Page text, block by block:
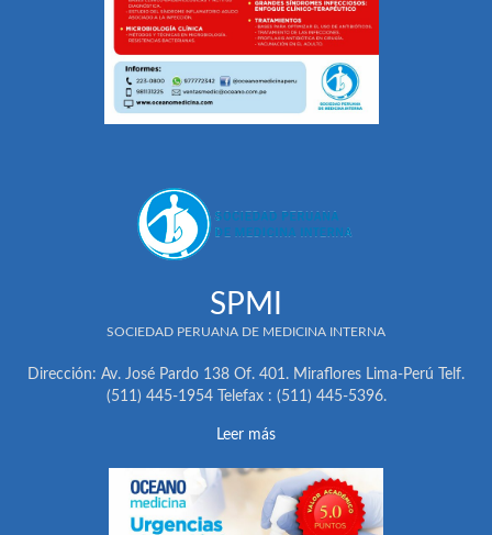
SPMI
SOCIEDAD PERUANA DE MEDICINA INTERNA
Dirección: Av. José Pardo 138 Of. 401. Miraflores Lima-Perú Telf.
(511) 445-1954 Telefax : (511) 445-5396.
Leer más